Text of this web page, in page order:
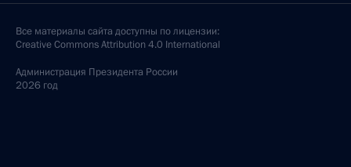
Все материалы сайта доступны по лицензии:
Creative Commons Attribution 4.0 International
Администрация Президента России
2026 год